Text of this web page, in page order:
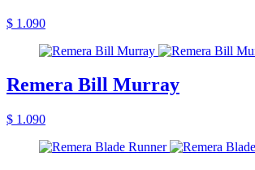
$ 1.090
Remera Bill Murray
$ 1.090